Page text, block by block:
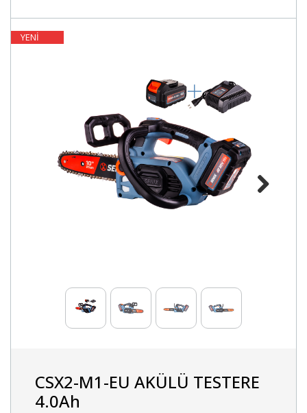
YENİ
CSX2-M1-EU AKÜLÜ TESTERE
4.0Ah